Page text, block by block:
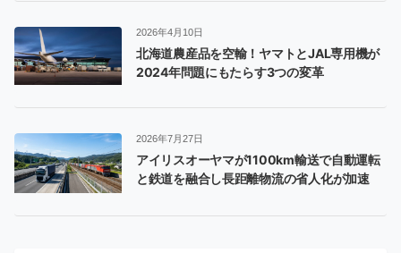
2026年4月10日
北海道農産品を空輸！ヤマトとJAL専用機が
2024年問題にもたらす3つの変革
2026年7月27日
アイリスオーヤマが1100km輸送で自動運転
と鉄道を融合し長距離物流の省人化が加速